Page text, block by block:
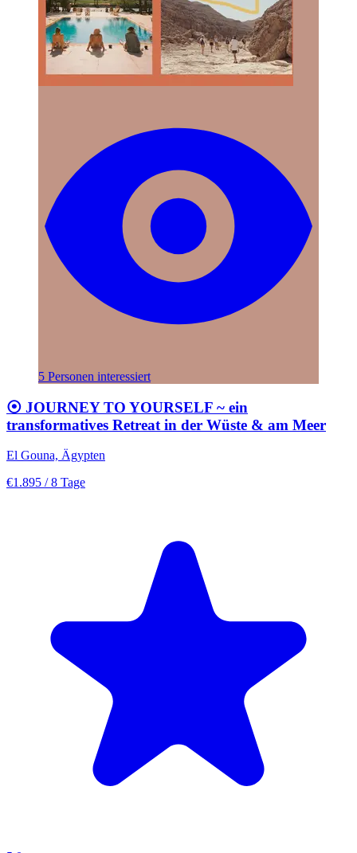
5 Personen interessiert
⦿ JOURNEY TO YOURSELF ~ ein
transformatives Retreat in der Wüste & am Meer
El Gouna, Ägypten
€1.895 / 8 Tage